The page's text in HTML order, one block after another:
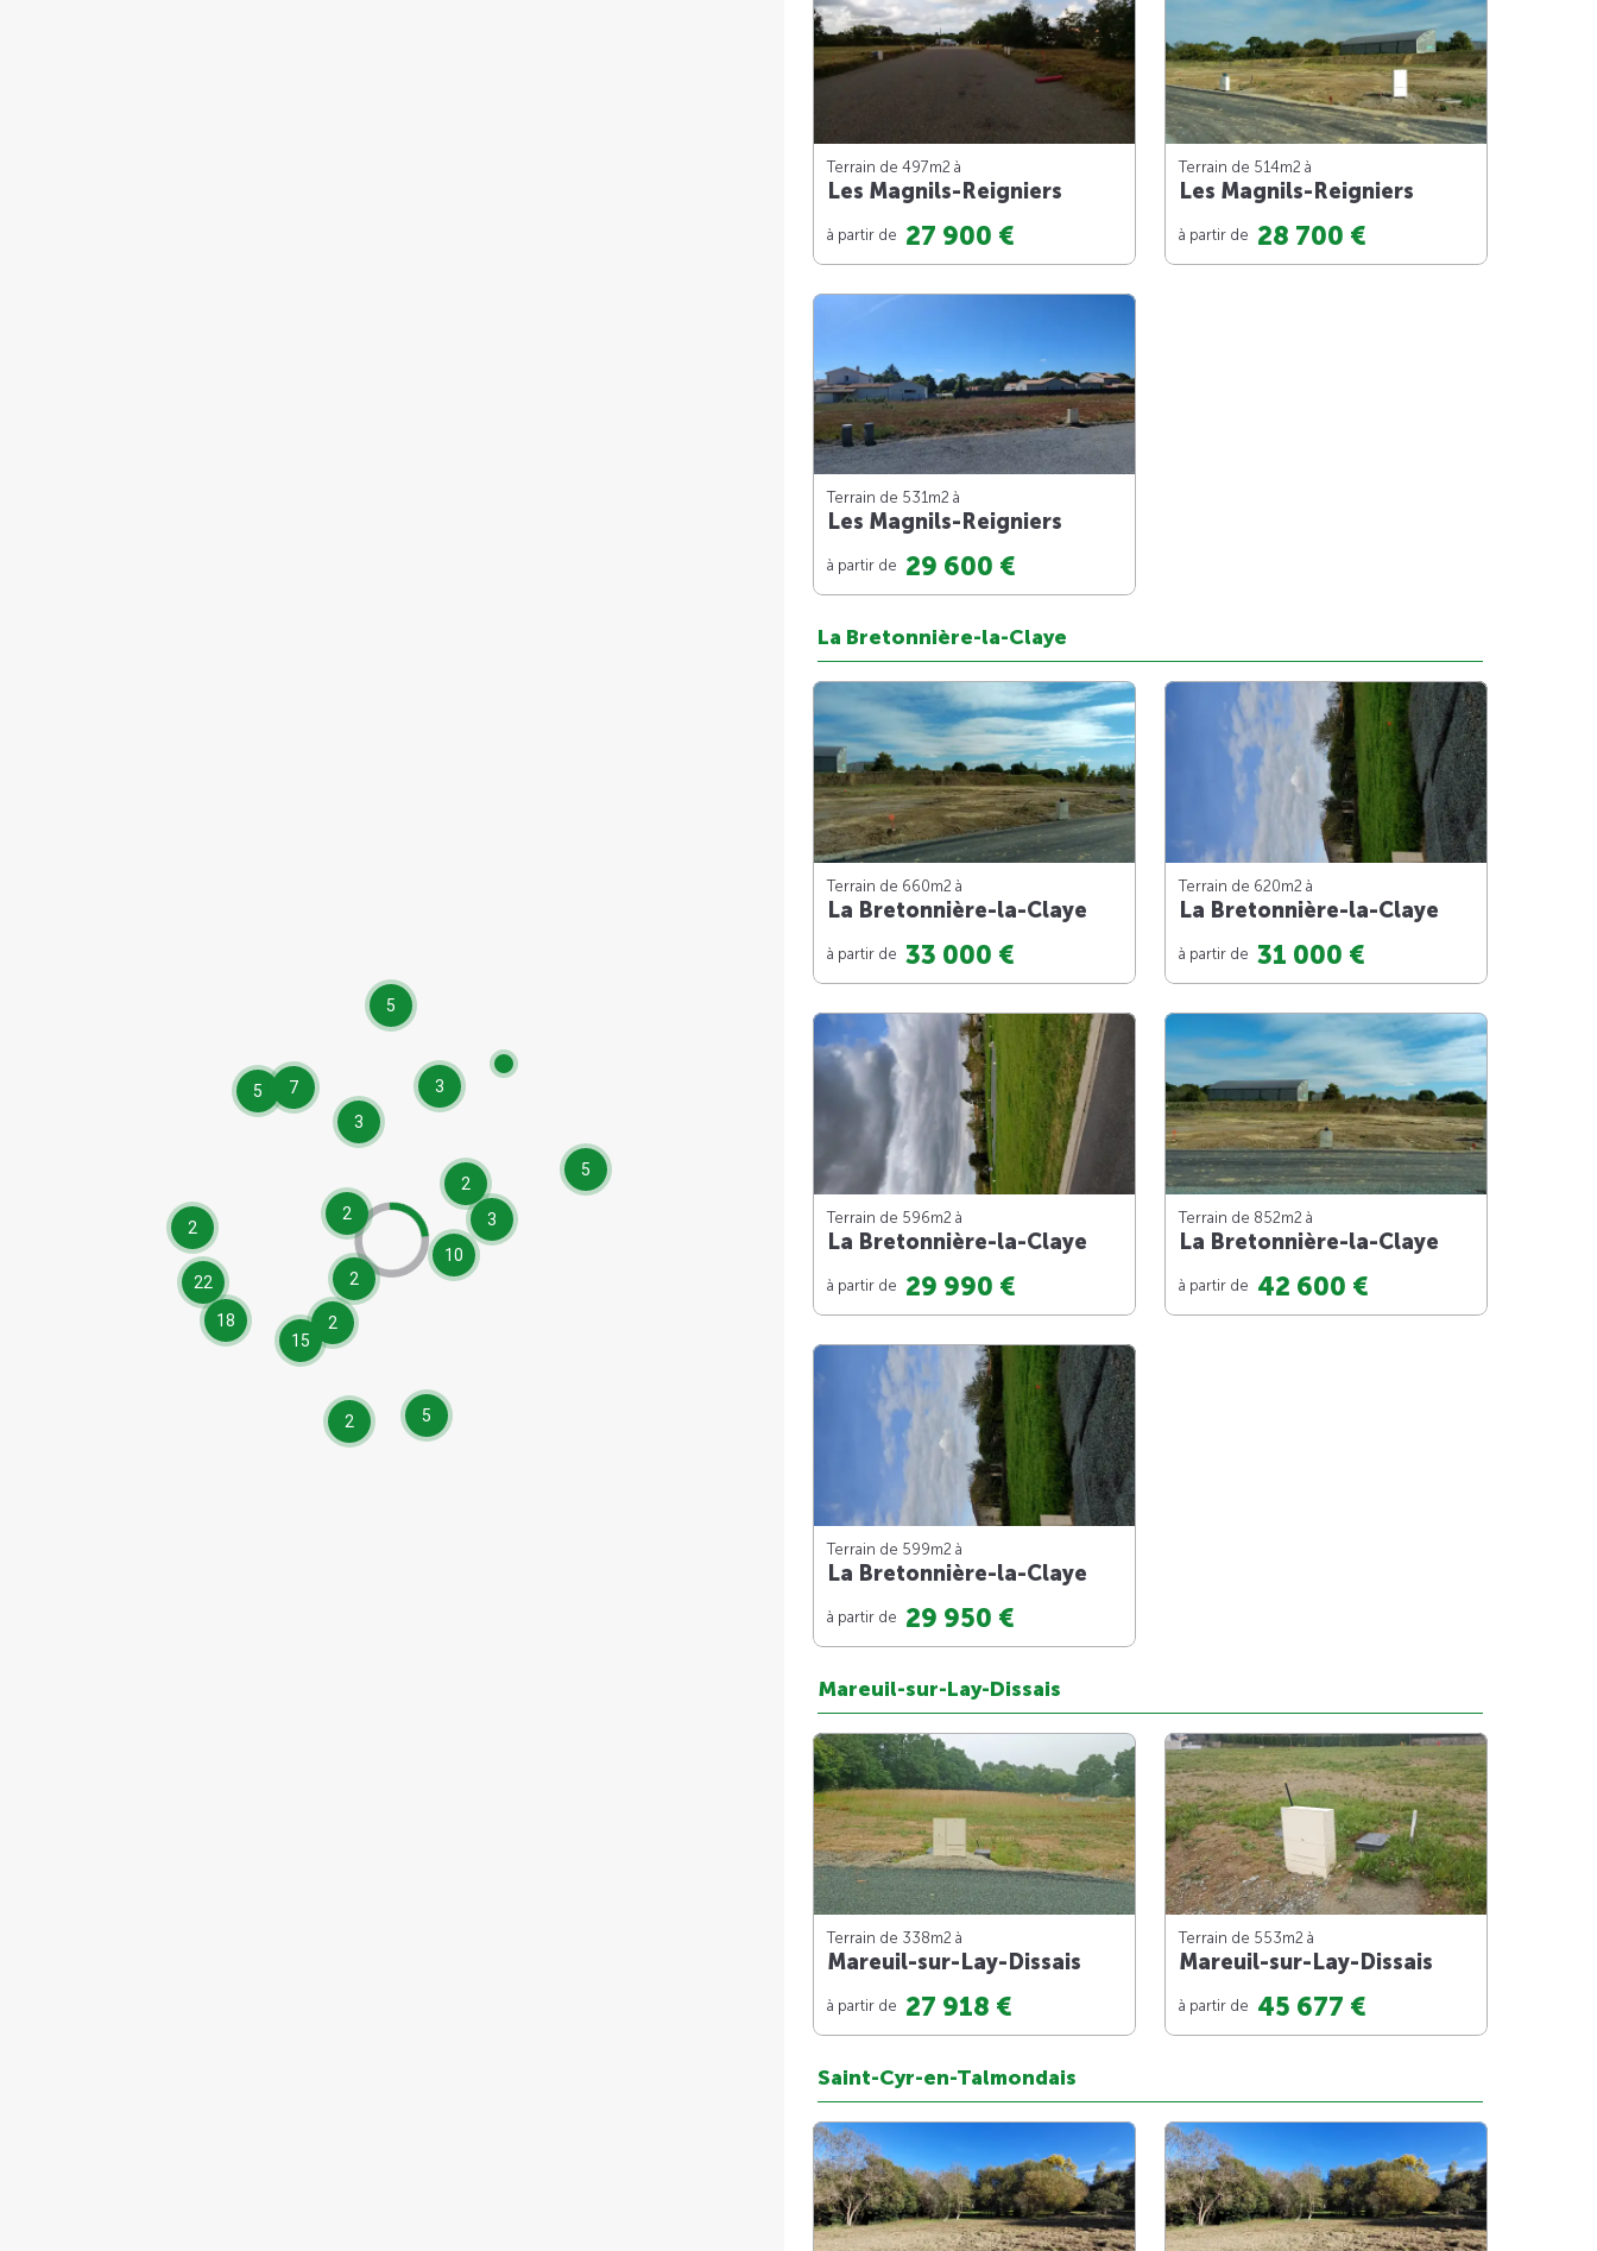
5
5
5
10
15
22
5
18
7
2
3
2
2
3
2
2
3
2
Terrain de 497m2 à
Les Magnils-Reigniers
à partir de 27 900 €
Terrain de 514m2 à
Les Magnils-Reigniers
à partir de 28 700 €
Terrain de 531m2 à
Les Magnils-Reigniers
à partir de 29 600 €
La Bretonnière-la-Claye
Terrain de 660m2 à
La Bretonnière-la-Claye
à partir de 33 000 €
Terrain de 620m2 à
La Bretonnière-la-Claye
à partir de 31 000 €
Terrain de 596m2 à
La Bretonnière-la-Claye
à partir de 29 990 €
Terrain de 852m2 à
La Bretonnière-la-Claye
à partir de 42 600 €
Terrain de 599m2 à
La Bretonnière-la-Claye
à partir de 29 950 €
Mareuil-sur-Lay-Dissais
Terrain de 338m2 à
Mareuil-sur-Lay-Dissais
à partir de 27 918 €
Terrain de 553m2 à
Mareuil-sur-Lay-Dissais
à partir de 45 677 €
Saint-Cyr-en-Talmondais